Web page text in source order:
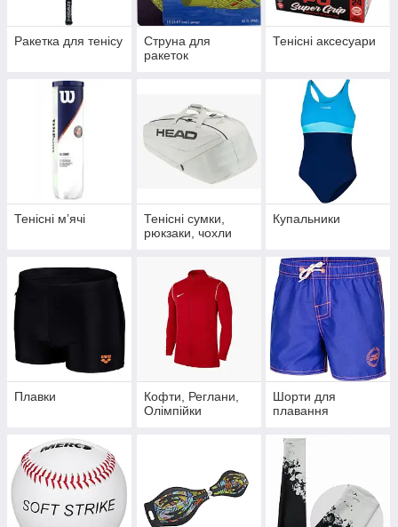
Ракетка для тенісу
Струна для
ракеток
Тенісні аксесуари
Тенісні мʼячі
Тенісні сумки,
рюкзаки, чохли
Купальники
Плавки
Кофти, Реглани,
Олімпійки
Шорти для
плавання